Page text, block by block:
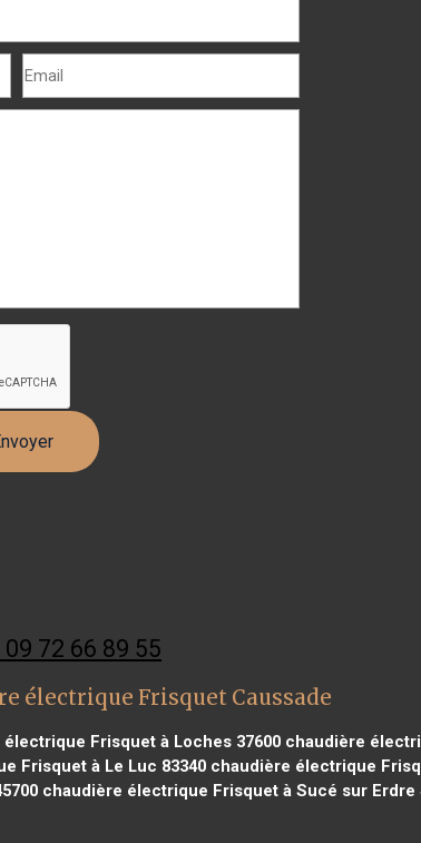
72 66 89 55
électrique Frisquet Caussade
Frisquet à Loches 37600chaudière
Frisquet à Le Luc 83340 chaudière électrique
chaudière électrique Frisquet à Sucé sur Erdre